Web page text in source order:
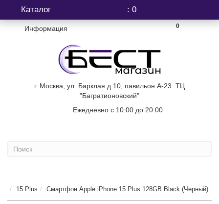
Информация 0
г. Москва, ул. Барклая д.10, павильон А-23. ТЦ
"Багратионовский"
Ежедневно с 10:00 до 20:00
Каталог : 0
...
15 Plus
Смартфон Apple iPhone 15 Plus 128GB Black (Черный)